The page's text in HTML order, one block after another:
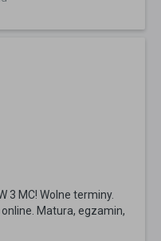
3 MC! Wolne terminy.
Matura, egzamin,